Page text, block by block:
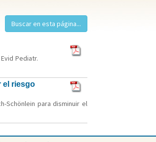
Pediatr.
el riesgo
Schönlein para disminuir el